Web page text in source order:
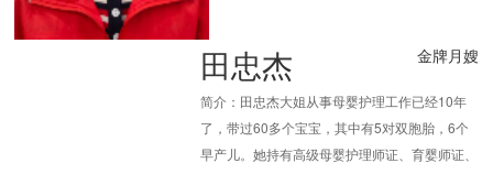
田忠杰 金牌月嫂
简介：田忠杰大姐从事母婴护理工作已经10年
了，带过60多个宝宝，其中有5对双胞胎，6个
早产儿。她持有高级母婴护理师证、育婴师证、